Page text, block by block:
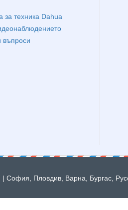
за техника Dahua
въпроси
Пловдив, Варна, Бургас,